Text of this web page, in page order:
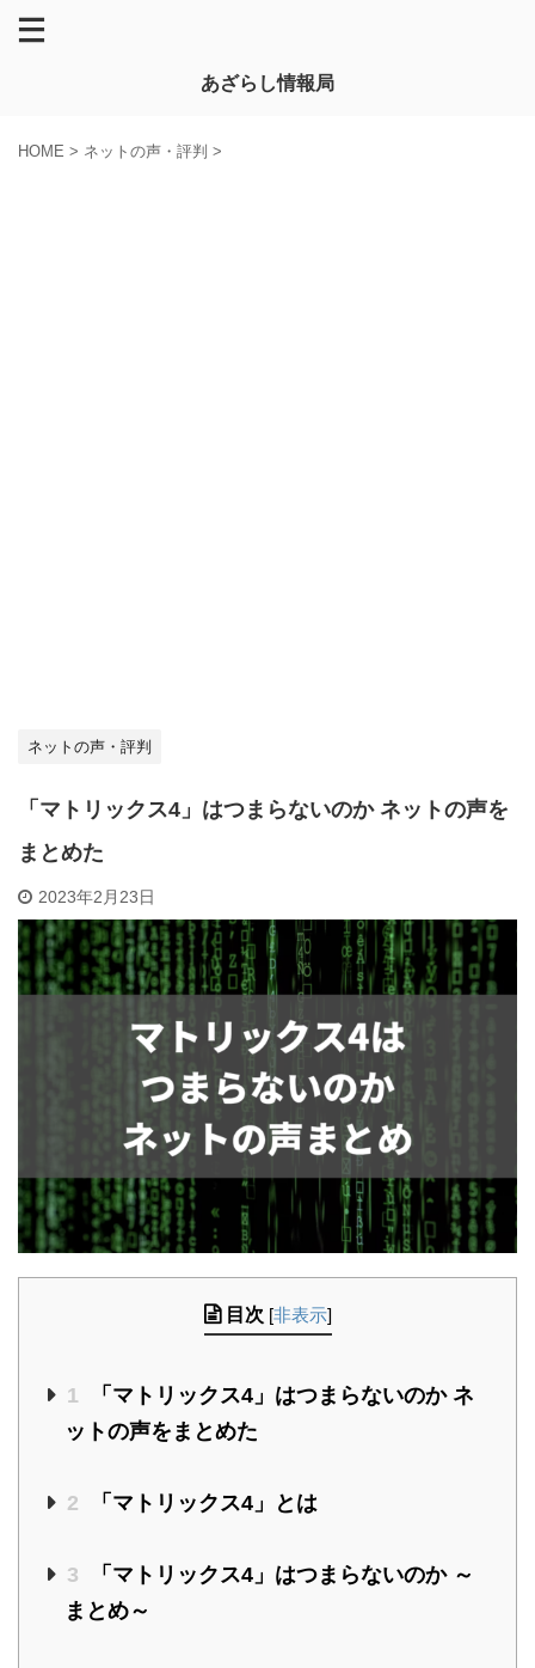
あざらし情報局
HOME > ネットの声・評判 >
ネットの声・評判
「マトリックス4」はつまらないのか ネットの声を
まとめた
2023年2月23日
目次 [非表示]
1
「マトリックス4」はつまらないのか ネ
ットの声をまとめた
2 「マトリックス4」とは
3
「マトリックス4」はつまらないのか ～
まとめ～